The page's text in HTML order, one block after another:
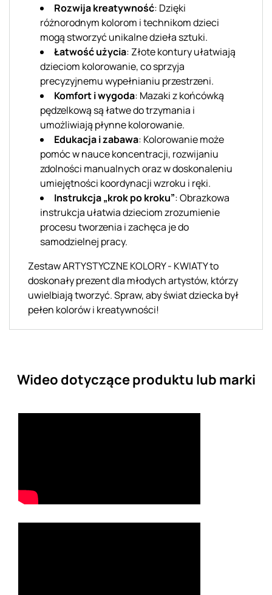
Rozwija kreatywność: Dzięki
różnorodnym kolorom i technikom dzieci
mogą stworzyć unikalne dzieła sztuki.
Łatwość użycia: Złote kontury ułatwiają
dzieciom kolorowanie, co sprzyja
precyzyjnemu wypełnianiu przestrzeni.
Komfort i wygoda: Mazaki z końcówką
pędzelkową są łatwe do trzymania i
umożliwiają płynne kolorowanie.
Edukacja i zabawa: Kolorowanie może
pomóc w nauce koncentracji, rozwijaniu
zdolności manualnych oraz w doskonaleniu
umiejętności koordynacji wzroku i ręki.
Instrukcja „krok po kroku”: Obrazkowa
instrukcja ułatwia dzieciom zrozumienie
procesu tworzenia i zachęca je do
samodzielnej pracy.
Zestaw ARTYSTYCZNE KOLORY - KWIATY to
doskonały prezent dla młodych artystów, którzy
uwielbiają tworzyć. Spraw, aby świat dziecka był
pełen kolorów i kreatywności!
Wideo dotyczące produktu lub marki